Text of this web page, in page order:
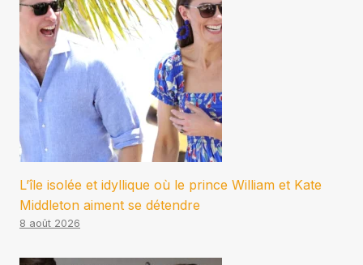
L’île isolée et idyllique où le prince William et Kate
Middleton aiment se détendre
8 août 2026